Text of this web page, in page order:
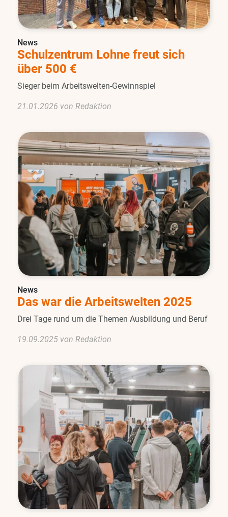
News
Schulzentrum Lohne freut sich
über 500 €
Sieger beim Arbeitswelten-Gewinnspiel
21.01.2026 von Redaktion
News
Das war die Arbeitswelten 2025
Drei Tage rund um die Themen Ausbildung und Beruf
19.09.2025 von Redaktion